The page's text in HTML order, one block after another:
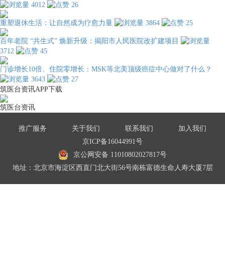
4012 26
重塑退休生活：让自然成为疗愈力量 3864 25
百年老院 “共生式” 焕新升级：揭阳市人民医院改扩建项目
3712
45
门诊增长10倍、住院零增长：MSK等北美顶级癌症中心做对了什么？
3643
27
筑医台资讯APP下载
筑医台资讯
推广服务 关于我们 联系我们
加入我们
京ICP备16044991号
京公网安备 11010802027817号
地址：北京市海淀区西直门北大街56号南栋富德生命人寿大厦7层